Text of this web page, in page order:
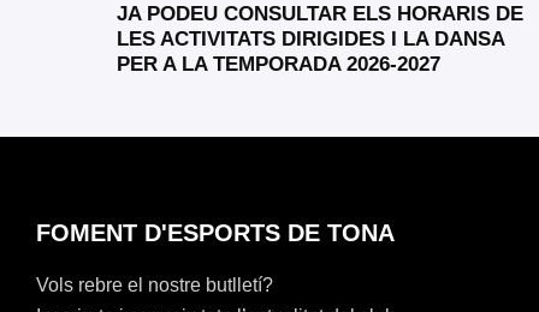
JA PODEU CONSULTAR ELS HORARIS DE
LES ACTIVITATS DIRIGIDES I LA DANSA
PER A LA TEMPORADA 2026-2027
FOMENT D'ESPORTS DE TONA
Vols rebre el nostre butlletí?